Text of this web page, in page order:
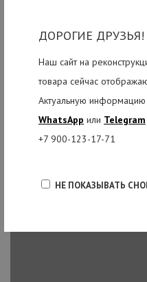
ДОРОГИЕ ДРУЗЬЯ!
Наш сайт на
товара сейчас
Актуальную информацию
WhatsApp или Telegram
+7 900-123-17-71
НЕ ПОКАЗЫВАТЬ
динамика имеет боковые